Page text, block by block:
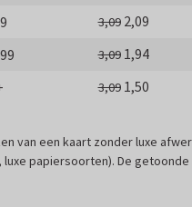
3,09 2,09
3,09 1,94
3,09 1,50
van een kaart zonder luxe
papiersoorten). De